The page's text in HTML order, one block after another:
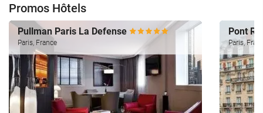
Promos Hôtels
Pullman Paris La Defense
Paris, France
Pont
Paris,